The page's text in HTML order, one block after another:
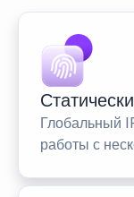
Глобальный
работы с